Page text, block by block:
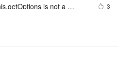
is not a
3
参数检测常用办法
有参数名